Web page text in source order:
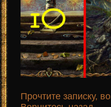
Прочтите записку,